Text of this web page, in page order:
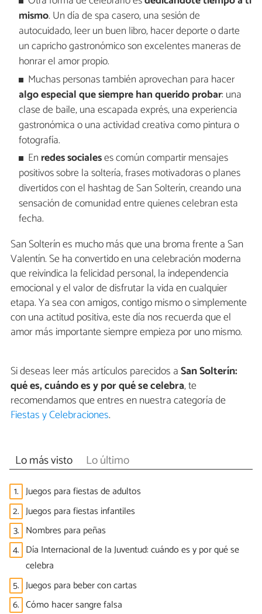
mismo. Un día de spa casero, una sesión de
autocuidado, leer un buen libro, hacer deporte o darte
un capricho gastronómico son excelentes maneras de
honrar el amor propio.
Muchas personas también aprovechan para hacer
algo especial que siempre han querido probar: una
clase de baile, una escapada exprés, una experiencia
gastronómica o una actividad creativa como pintura o
fotografía.
En redes socialeses común compartir mensajes
positivos sobre la soltería, frases motivadoras o planes
divertidos con el hashtag de San Solterín, creando una
sensación de comunidad entre quienes celebran esta
fecha.
San Solterín es mucho más que una broma frente a San
Valentín. Se ha convertido en una celebración moderna
que reivindica la felicidad personal, la independencia
emocional y el valor de disfrutar la vida en cualquier
etapa. Ya sea con amigos, contigo mismo o simplemente
con una actitud positiva, este día nos recuerda que el
amor más importante siempre empieza por uno mismo.
Si deseas leer más artículos parecidos aSan Solterín:
qué es, cuándo es y por qué se celebra, te
recomendamos que entres en nuestra categoría de
Fiestas y Celebraciones.
Lo más visto Lo último
1. Juegos para fiestas de adultos
2. Juegos para fiestas infantiles
3. Nombres para peñas
4. Día Internacional de la Juventud: cuándo es y por qué se
celebra
5. Juegos para beber con cartas
6. Cómo hacer sangre falsa